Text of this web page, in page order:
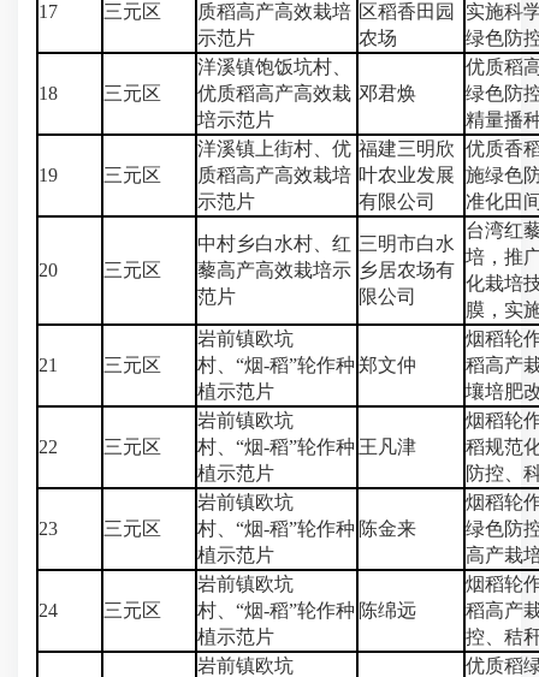
17 三元区
质稻高产高效栽培
示范片
区稻香田园
农场
实施科
绿色防
18 三元区
洋溪镇饱饭坑村、
优质稻高产高效栽
培示范片
邓君焕
优质稻
绿色防
精量播
19 三元区
洋溪镇上街村、优
质稻高产高效栽培
示范片
福建三明欣
叶农业发展
有限公司
优质香
施绿色
准化田
20 三元区
中村乡白水村、红
藜高产高效栽培示
范片
三明市白水
乡居农场有
限公司
台湾红
培，推
化栽培
膜，实
21 三元区
岩前镇欧坑
村、“烟-稻”轮作种
植示范片
郑文仲
烟稻轮
稻高产
壤培肥
22 三元区
岩前镇欧坑
村、“烟-稻”轮作种
植示范片
王凡津
烟稻轮
稻规范
防控、
23 三元区
岩前镇欧坑
村、“烟-稻”轮作种
植示范片
陈金来
烟稻轮
绿色防
高产栽
24 三元区
岩前镇欧坑
村、“烟-稻”轮作种
植示范片
陈绵远
烟稻轮
稻高产
控、秸
岩前镇欧坑
优质稻